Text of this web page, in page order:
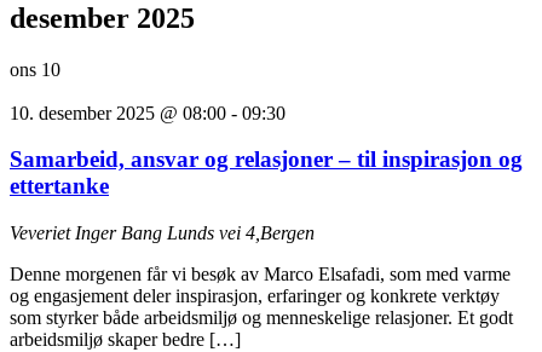
desember 2025
ons 10
10. desember 2025 @ 08:00 - 09:30
Samarbeid, ansvar og relasjoner – til inspirasjon og
ettertanke
Veveriet Inger Bang Lunds vei 4,Bergen
Denne morgenen får vi besøk av Marco Elsafadi, som med varme
og engasjement deler inspirasjon, erfaringer og konkrete verktøy
som styrker både arbeidsmiljø og menneskelige relasjoner. Et godt
arbeidsmiljø skaper bedre […]